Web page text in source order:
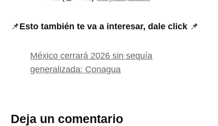
📌Esto también te va a interesar, dale click 📌
México cerrará 2026 sin sequía
generalizada: Conagua
Deja un comentario